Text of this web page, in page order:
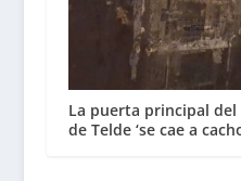
La puerta principal
de Telde ‘se cae a